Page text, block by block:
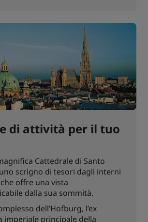
di attività per il tuo
Cattedrale di Santo
scrigno di tesori dagli interni
offre una vista
dalla sua sommità.
dell’Hofburg, l’ex
imperiale principale della